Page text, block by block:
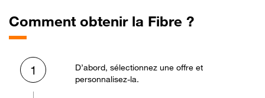
Comment obtenir la Fibre ?
1
D’abord, sélectionnez une offre et
personnalisez-la.